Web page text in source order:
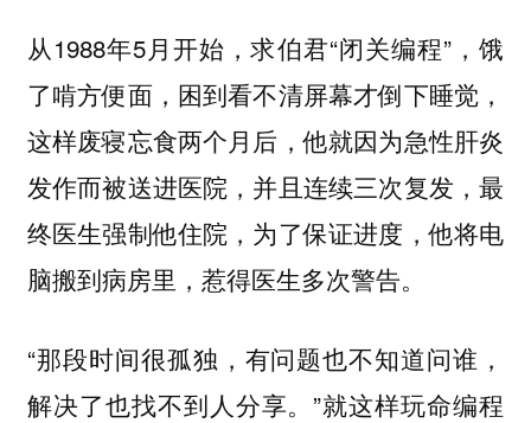
从1988年5月开始，求伯君“闭关编程”，饿
了啃方便面，困到看不清屏幕才倒下睡觉，
这样废寝忘食两个月后，他就因为急性肝炎
发作而被送进医院，并且连续三次复发，最
终医生强制他住院，为了保证进度，他将电
脑搬到病房里，惹得医生多次警告。
“那段时间很孤独，有问题也不知道问谁，
解决了也找不到人分享。”就这样玩命编程